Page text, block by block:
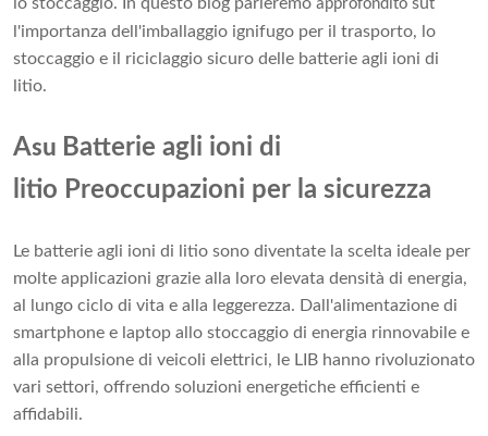
approfondito
t
l'importanza dell'imballaggio ignifugo per il trasporto, lo
stoccaggio e il riciclaggio sicuro delle batterie agli ioni di
litio.
Asu Batterie agli ioni di
litio Preoccupazioni per la sicurezza
Le batterie agli ioni di litio sono diventate la scelta ideale per
molte applicazioni grazie alla loro elevata densità di energia,
al lungo ciclo di vita e alla leggerezza. Dall'alimentazione di
smartphone e laptop allo stoccaggio di energia rinnovabile e
alla propulsione di veicoli elettrici, le LIB hanno rivoluzionato
vari settori, offrendo soluzioni energetiche efficienti e
affidabili.